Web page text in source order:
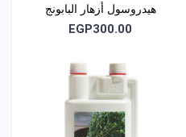
هيدروسول أزهار البابونج
العضوي
EGP300.00